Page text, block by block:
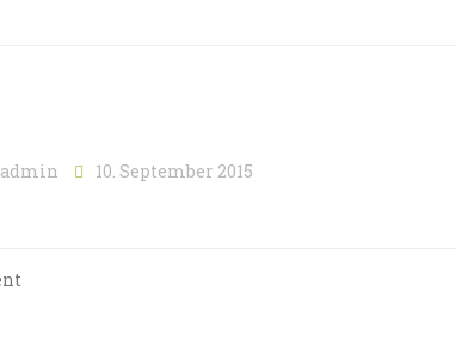
admin 10. September 2015